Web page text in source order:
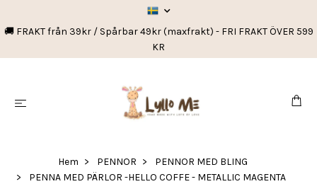
🚚 FRAKT från 39kr / Spårbar 49kr (maxfrakt) - FRI FRAKT ÖVER 599
KR
Hem PENNOR
PENNOR MED BLING
PENNA MED PÄRLOR -HELLO COFFE - METALLIC MAGENTA